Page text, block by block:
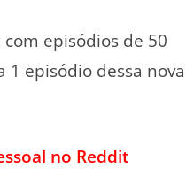
episódios de 50
episódio dessa nova
no Reddit